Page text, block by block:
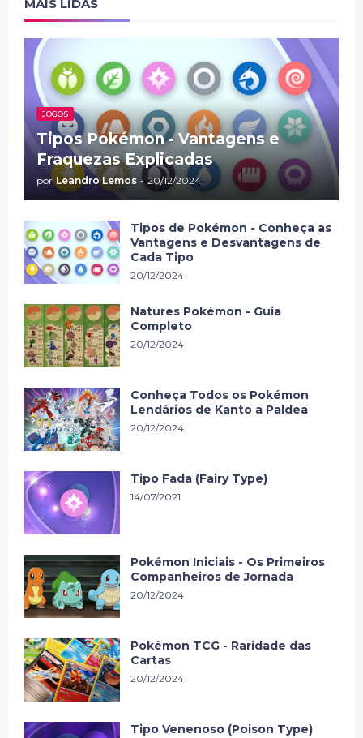
MAIS LIDAS
JOGOS
Tipos Pokémon - Vantagens e
Fraquezas Explicadas
por Leandro Lemos - 20/12/2024
Tipos de Pokémon - Conheça as
Vantagens e Desvantagens de
Cada Tipo
20/12/2024
Natures Pokémon - Guia
Completo
20/12/2024
Conheça Todos os Pokémon
Lendários de Kanto a Paldea
20/12/2024
Tipo Fada (Fairy Type)
14/07/2021
Pokémon Iniciais - Os Primeiros
Companheiros de Jornada
20/12/2024
Pokémon TCG - Raridade das
Cartas
20/12/2024
Tipo Venenoso (Poison Type)